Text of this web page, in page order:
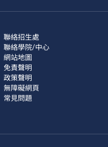
聯絡招生處
聯絡學院/中心
網站地圖
免責聲明
政策聲明
無障礙網頁
常見問題